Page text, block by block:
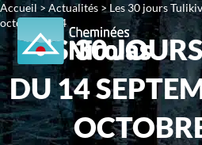
Accueil>Actualités > Les 30 jours
octobre 2024
LES 30
DU 14